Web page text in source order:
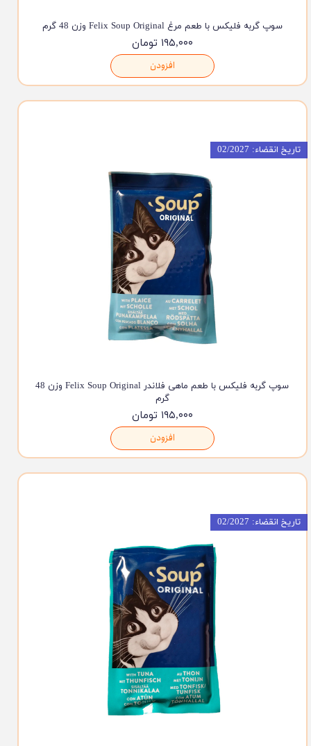
سوپ گربه فلیکس با طعم مرغ Felix Soup Original وزن 48 گرم
۱۹۵,۰۰۰ تومان
افزودن
سوپ گربه فلیکس با طعم ماهی فلاندر Felix Soup Original وزن 48
گرم
۱۹۵,۰۰۰ تومان
افزودن
تاریخ انقضاء: 02/2027
تاریخ انقضاء: 02/2027